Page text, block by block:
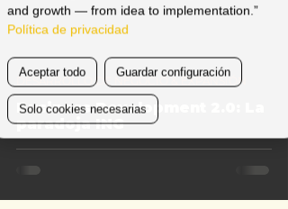
Business Development 2.0: La
paradoja ING
DESARROLLO DE NEGOCIO & EXPANSIÓN
and growth — from idea to implementation.”
Política de privacidad
Aceptar todo Guardar configuración
Solo cookies necesarias